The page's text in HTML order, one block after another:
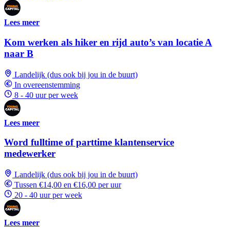
Lees meer
Kom werken als hiker en rijd auto’s van locatie A
naar B
Landelijk (dus ook bij jou in de buurt)
In overeenstemming
8 - 40 uur per week
Lees meer
Word fulltime of parttime klantenservice
medewerker
Landelijk (dus ook bij jou in de buurt)
Tussen €14,00 en €16,00 per uur
20 - 40 uur per week
Lees meer